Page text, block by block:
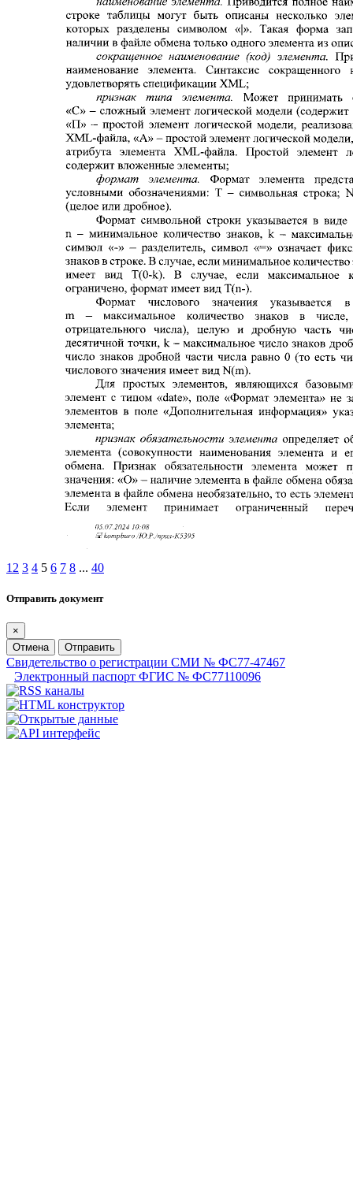
1 2 3 4 5 6 7 8 ... 40
Отправить документ
×
Отмена
Отправить
Свидетельство о регистрации СМИ № ФС77-47467
Электронный паспорт ФГИС № ФС77110096